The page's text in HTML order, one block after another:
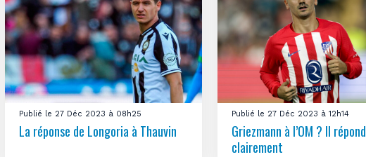
Publié le 27 Déc 2023 à 08h25
La réponse de Longoria à Thauvin
Publié le 27 Déc 2023 à 12h14
Griezmann à l’OM ? Il répond
clairement